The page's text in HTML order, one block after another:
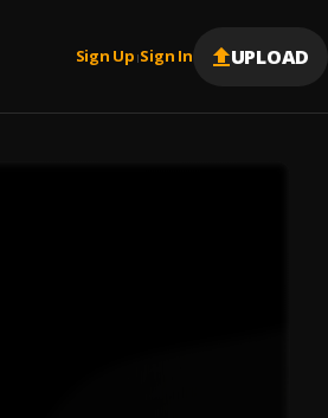
Sign Up |Sign In UPLOAD